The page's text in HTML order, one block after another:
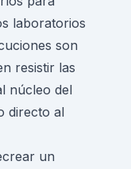
laboratorios
son
resistir las
núcleo del
directo al
un